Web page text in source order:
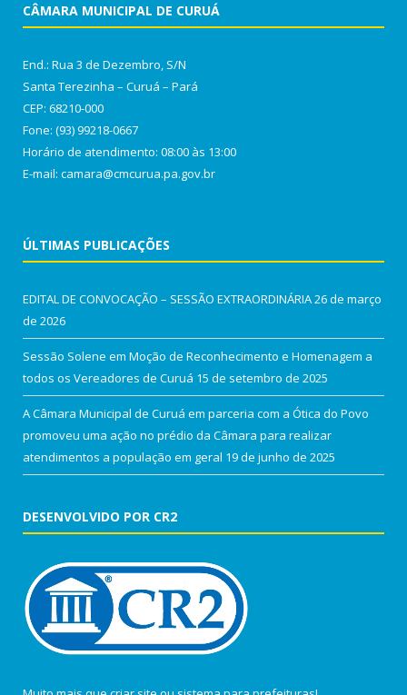
CÂMARA MUNICIPAL DE CURUÁ
End.: Rua 3 de Dezembro, S/N
Santa Terezinha – Curuá – Pará
CEP: 68210-000
Fone: (93) 99218-0667
Horário de atendimento: 08:00 às 13:00
E-mail: camara@cmcurua.pa.gov.br
ÚLTIMAS PUBLICAÇÕES
EDITAL DE CONVOCAÇÃO – SESSÃO EXTRAORDINÁRIA26 de março
de 2026
Sessão Solene em Moção de Reconhecimento e Homenagem a
todos os Vereadores de Curuá 15 de setembro de 2025
A Câmara Municipal de Curuá em parceria com a Ótica do Povo
promoveu uma ação no prédio da Câmara para realizar
atendimentos a população em geral 19 de junho de 2025
DESENVOLVIDO POR CR2